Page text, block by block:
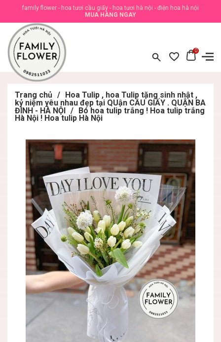
family flower - hoa tươi cầu giấy - hoa tươi hà nội - điện hoa hà nội
MUA HÀNG NGAY
0
Trang chủ / Hoa Tulip , hoa Tulip tặng sinh nhật ,
kỷ niệm yêu nhau đẹp tại QUận CẦU GIẤY . QUẬN BA
ĐÌNH - HÀ NỘI / Bó hoa tulip trắng ! Hoa tulip trắng
Hà Nội ! Hoa tulip Hà Nội